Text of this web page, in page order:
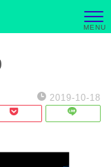
2019-10-18